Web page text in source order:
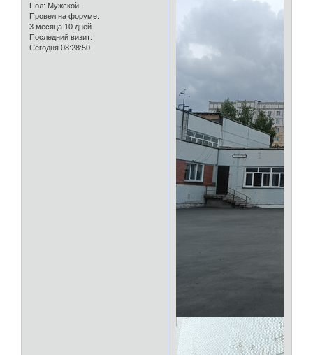
Пол: Мужской
Провел на форуме:
3 месяца 10 дней
Последний визит:
Сегодня 08:28:50